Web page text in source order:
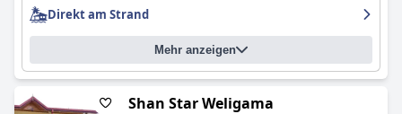
Direkt am Strand
Mehr anzeigen
Shan Star Weligama